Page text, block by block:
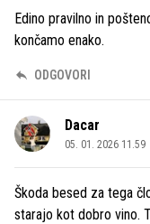
Edino pravilno in
končamo enako.
ODGOVORI
Dacar
05. 01. 2026 11.59
Škoda besed za tega
starajo kot dobro vino.